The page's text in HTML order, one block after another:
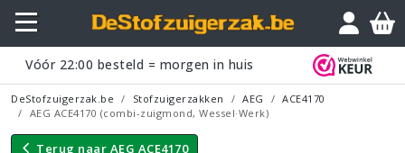
Vóór 22:00 besteld = morgen in huis
DeStofzuigerzak.be Stofzuigerzakken AEG
ACE4170
AEG ACE4170 (combi-zuigmond, Wessel·Werk)
Terug naar AEG ACE4170
Vraagje?